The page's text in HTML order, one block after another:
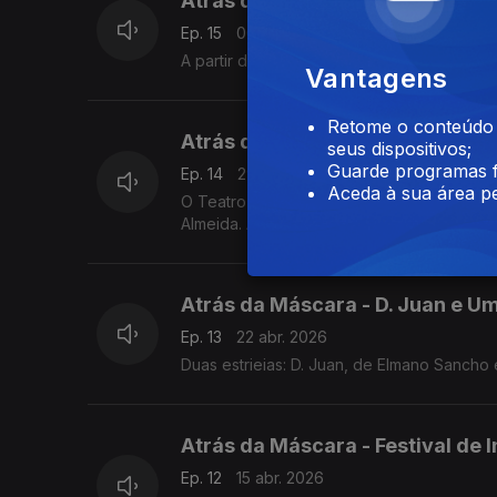
Ep. 15
06 mai. 2026
A partir de amanhã, monstros e
Atrás da Máscara - As Telefones
Ep. 14
29 abr. 2026
O Teatro Griot está amanhã em
Almeida. A encenação é de Zia Soares
Atrás da Máscara - D. Juan e
Ep. 13
22 abr. 2026
Duas estrieias: D. Juan, de Elmano
Atrás da Máscara - Festival de
Ep. 12
15 abr. 2026
Vantagens
Retome o
seus dispositivos;
Guarde programas
Aceda à sua área